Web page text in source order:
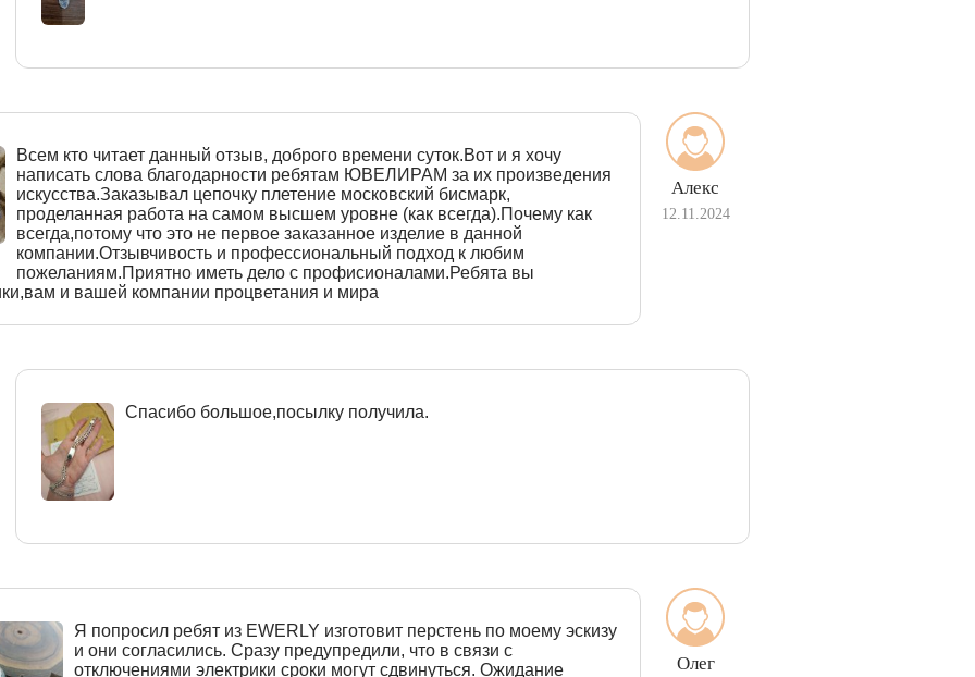
Алекс
12.11.2024
Всем кто читает данный отзыв, доброго времени суток.Вот и я хочу
написать слова благодарности ребятам ЮВЕЛИРАМ за их произведения
искусства.Заказывал цепочку плетение московский бисмарк,
проделанная работа на самом высшем уровне (как всегда).Почему как
всегда,потому что это не первое заказанное изделие в данной
компании.Отзывчивость и профессиональный подход к любим
пожеланиям.Приятно иметь дело с профисионалами.Ребята вы
и вашей компании процветания и мира
Спасибо большое,посылку получила.
Олег
Я попросил ребят из EWERLY изготовит перстень по моему эскизу
и они согласились. Сразу предупредили, что в связи с
отключениями электрики сроки могут сдвинуться. Ожидание